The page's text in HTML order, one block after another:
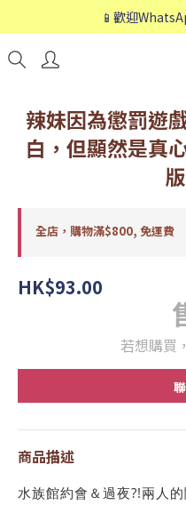
📱歡迎
📱歡迎
❤️會員專享：🛍購
辣妹因為懲罰遊
白，但顯然是真
全店，購物滿$800, 免運費
HK$93.00
若想購買
商品描述
水族館約會＆過夜?!兩人的